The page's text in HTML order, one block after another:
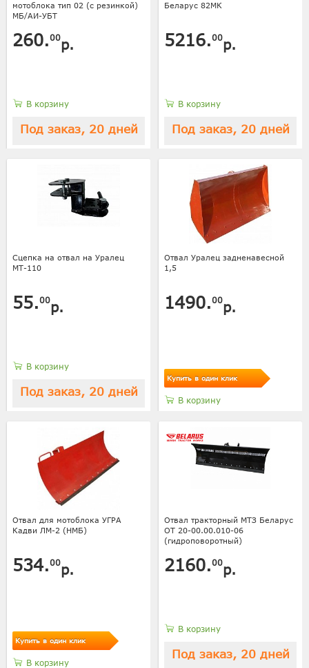
мотоблока тип 02 (с резинкой)
МБ/АИ-УБТ
260.00р.
В корзину
Под заказ, 20 дней
Беларус 82МК
5216.00р.
В корзину
Под заказ, 20 дней
Сцепка на отвал на Уралец
МТ-110
55.00р.
В корзину
Под заказ, 20 дней
Отвал Уралец задненавесной
1,5
1490.00р.
Купить в один клик
В корзину
Отвал для мотоблока УГРА
Кадви ЛМ-2 (НМБ)
534.00р.
Купить в один клик
В корзину
Отвал тракторный МТЗ Беларус
ОТ 20-00.00.010-06
(гидроповоротный)
2160.00р.
В корзину
Под заказ, 20 дней